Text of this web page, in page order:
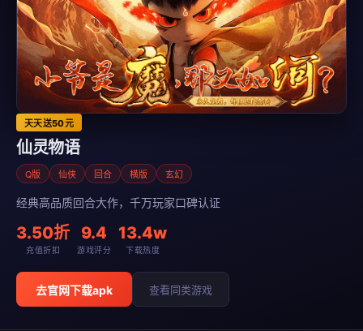
天天送50元
仙灵物语
Q版 仙侠 回合 横版 玄幻
经典高品质回合大作，千万玩家口碑认证
3.50折
充值折扣
9.4
游戏评分
13.4w
下载热度
去官网下载apk 查看同类游戏